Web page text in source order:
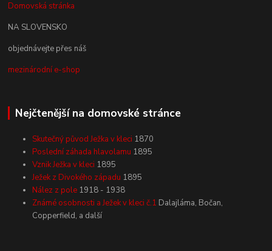
Domovská stránka
NA SLOVENSKO
objednávejte přes náš
mezinárodní e-shop
Nejčtenější na domovské stránce
Skutečný původ Ježka v kleci 1870
Poslední záhada hlavolamu 1895
Vznik Ježka v kleci 1895
Ježek z Divokého západu 1895
Nález z pole 1918 - 1938
Známé osobnosti a Ježek v kleci č.1 Dalajláma, Bočan,
Copperfield, a další